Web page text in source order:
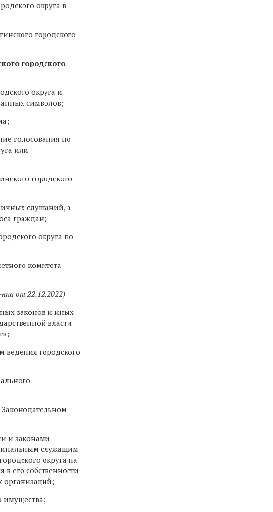
округа в
городского
городского
округа и
символов;
голосования по
или
городского
слушаний, а
граждан;
округа по
комитета
от 22.12.2022)
законов и иных
власти
ведения городского
и законами
служащим
округа на
его собственности
организаций;
имущества;